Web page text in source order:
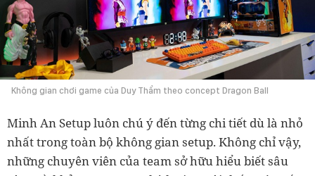
Không gian chơi game của Duy Thẩm theo concept Dragon Ball
Minh An Setup luôn chú ý đến từng chi tiết dù là nhỏ
nhất trong toàn bộ không gian setup. Không chỉ vậy,
những chuyên viên của team sở hữu hiểu biết sâu